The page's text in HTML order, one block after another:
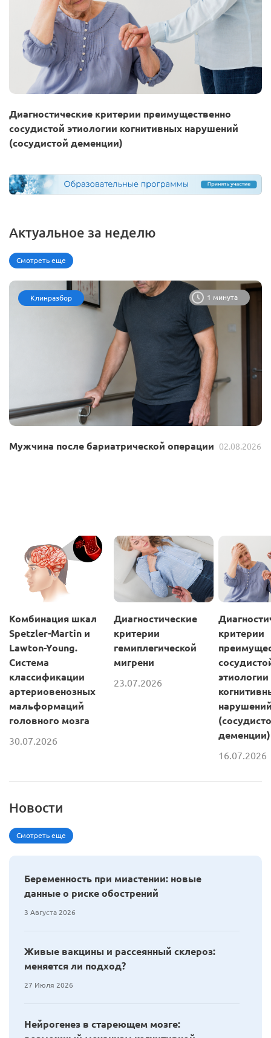
Диагностические критерии преимущественно
сосудистой этиологии когнитивных нарушений
(сосудистой деменции)
Актуальное за неделю
Смотреть еще
Клинразбор 1 минута
Мужчина после бариатрической операции 02.08.2026
Комбинация шкал
Spetzler-Martin и
Lawton-Young.
Система
классификации
артериовенозных
мальформаций
головного мозга
30.07.2026
Диагностические
критерии
гемиплегической
мигрени
23.07.2026
критерии
этиологии
деменции)
16.07.2026
Новости
Смотреть еще
Беременность при миастении: новые
данные о риске обострений
3 Августа 2026
Живые вакцины и рассеянный склероз:
меняется ли подход?
27 Июля 2026
Нейрогенез в стареющем мозге: